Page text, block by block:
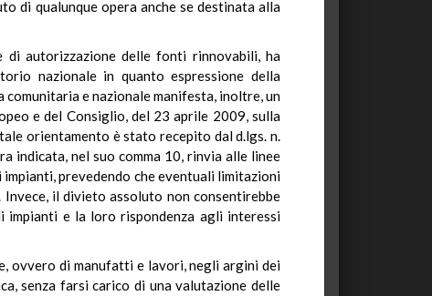
di qualunque opera anche se destinata alla
autorizzazione delle fonti rinnovabili, ha
nazionale in quanto espressione della
e nazionale manifesta, inoltre, un
e del Consiglio, del 23 aprile 2009, sulla
orientamento è stato recepito dal d.lgs. n.
indicata, nel suo comma 10, rinvia alle linee
prevedendo che eventuali limitazioni
il divieto assoluto non consentirebbe
impianti e la loro rispondenza agli interessi
ovvero di manufatti e lavori, negli argini dei
senza farsi carico di una valutazione delle